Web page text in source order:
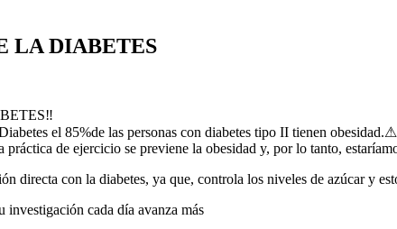
LA DIABETES
el 85%de las personas con diabetes tipo II tienen obesidad.⚠
práctica de ejercicio se previene la obesidad y, por lo tanto,
directa con la diabetes, ya que, controla los niveles de azúcar y
investigación cada día avanza más